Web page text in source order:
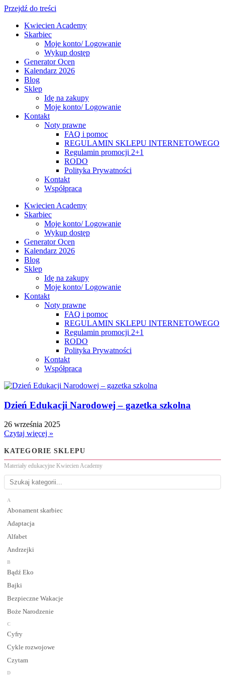
Przejdź do treści
Kwiecien Academy
Skarbiec
Moje konto/ Logowanie
Wykup dostęp
Generator Ocen
Kalendarz 2026
Blog
Sklep
Idę na zakupy
Moje konto/ Logowanie
Kontakt
Noty prawne
FAQ i pomoc
REGULAMIN SKLEPU INTERNETOWEGO
Regulamin promocji 2+1
RODO
Polityka Prywatności
Kontakt
Współpraca
Kwiecien Academy
Skarbiec
Moje konto/ Logowanie
Wykup dostęp
Generator Ocen
Kalendarz 2026
Blog
Sklep
Idę na zakupy
Moje konto/ Logowanie
Kontakt
Noty prawne
FAQ i pomoc
REGULAMIN SKLEPU INTERNETOWEGO
Regulamin promocji 2+1
RODO
Polityka Prywatności
Kontakt
Współpraca
Dzień Edukacji Narodowej – gazetka szkolna
26 września 2025
Czytaj więcej »
KATEGORIE SKLEPU
Materiały edukacyjne Kwiecien Academy
A
Abonament skarbiec
Adaptacja
Alfabet
Andrzejki
B
Bądź Eko
Bajki
Bezpieczne Wakacje
Boże Narodzenie
C
Cyfry
Cykle rozwojowe
Czytam
D